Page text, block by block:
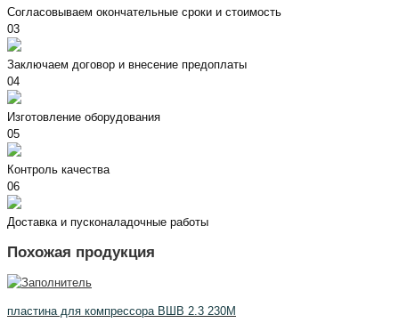
Согласовываем окончательные сроки и стоимость
03
Заключаем договор и внесение предоплаты
04
Изготовление оборудования
05
Контроль качества
06
Доставка и пусконаладочные работы
Похожая продукция
пластина для компрессора ВШВ 2.3 230М